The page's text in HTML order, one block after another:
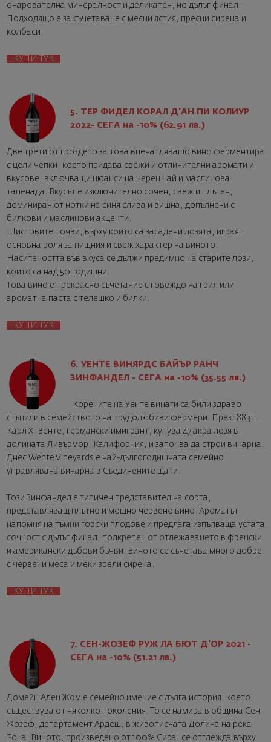
очарователна минералност и деликатен, но дълъг финал.
Подходящо е за съчетаване с месни ястия, пресни сирена и
колбаси.
КУПИ ТУК
5. ТЕР ФИДЕЛ КОРАЛ Д'АН ПИ КОЛИУР
2022- СЕГА на -10% (62.91 лв.)
Две трети от гроздето за това впечатляващо вино ферментира
с цели чепки, което придава свежи и отличителни аромати и
вкусове, включващи нюанси на черен чай и маслинова
тапенада. Вкусът е изключително сочен, свеж и плътен,
доминиран от нотки на синя слива и вишна, допълнени с
билкови и маслинови акценти.
Шистовите почви, върху които са засадени лозята, играят
основна роля за пищния и свеж характер на виното.
Наситеността във вкуса се дължи предимно на старите лози,
които са над 50 годишни.
Това вино е прекрасно съчетание с говеждо на грил или
ароматна паста с телешко и билки.
КУПИ ТУК
6. УЕНТЕ ВИНЯРДС БАЙЪР РАНЧ
ЗИНФАНДЕЛ - СЕГА на -10% (35.55 лв.)
Корените на Уенте винаги са били здраво
стъпили в семейството на трудолюбиви фермери. През 1883 г.
Карл Х. Венте, германски имигрант, купува 47 акра лозя в
долината Ливърмор, Калифорния, и започва да строи винарна.
Днес Wente Vineyards е най-дългогодишната семейно
управлявана винарна в Съединените щати.
Този Зинфандел е типичен представител на сорта,
представляващ плътно и мощно червено вино. Ароматът
напомня на тъмни горски плодове и предлага изпълваща устата
сочност с дълъг финал, подкрепен от отлежаването в френски
и американски дъбови бъчви. Виното се съчетава много добре
с червени меса и меки зрели сирена.
КУПИ ТУК
7. СЕН-ЖОЗЕФ РУЖ ЛА БЮТ Д'ОР 2021 -
СЕГА на -10% (51.21 лв.)
Домейн Ален Жом е семейно имение с дълга история, което
съществува от няколко поколения. То се намира в община Сен
Жозеф, департамент Ардеш, в живописната Долина на река
Рона. Виното, произведено от 100% Сира, се отглежда върху